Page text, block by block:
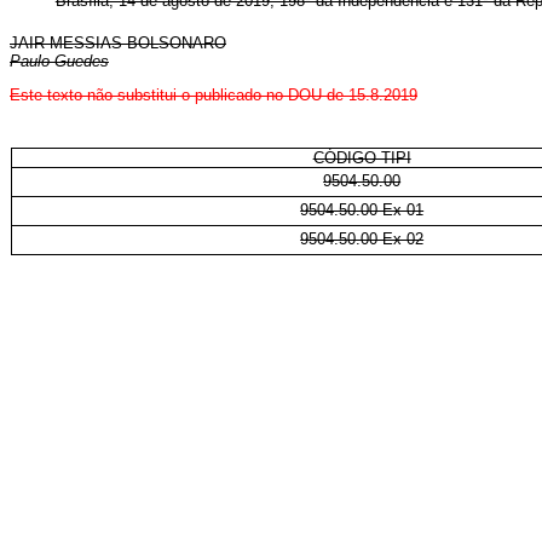
JAIR MESSIAS BOLSONARO
Paulo Guedes
Este texto não substitui o publicado no DOU de 15.8.2019
CÓDIGO TIPI
9504.50.00
9504.50.00 Ex 01
9504.50.00 Ex 02